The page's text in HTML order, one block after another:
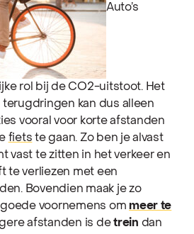
Auto’s
rol bij de CO2-uitstoot. Het
kan dus alleen
vooral voor korte afstanden
fiets te gaan. Zo ben je alvast
vast te zitten in het verkeer en
te verliezen met een
Bovendien maak je zo
voornemens ommeer te
afstanden is detrein dan